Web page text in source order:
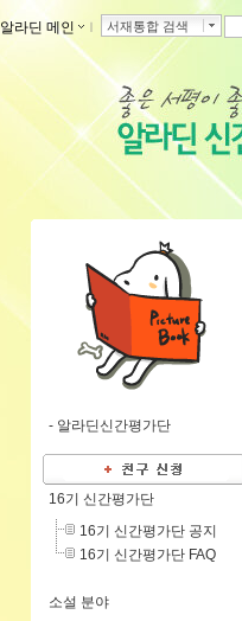
알라딘 메인 ｌ 서재통합 검색
- 알라딘신간평가단
16기 신간평가단
16기 신간평가단 공지
16기 신간평가단 FAQ
소설 분야